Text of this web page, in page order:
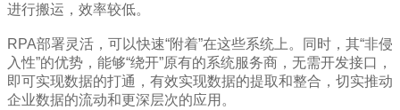
进行搬运，效率较低。
RPA部署灵活，可以快速“附着”在这些系统上。同时，其“非侵
入性”的优势，能够“绕开”原有的系统服务商，无需开发接口，
即可实现数据的打通，有效实现数据的提取和整合，切实推动
企业数据的流动和更深层次的应用。